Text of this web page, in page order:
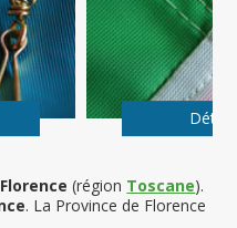
(région Toscane).
. La Province de Florence
Détail